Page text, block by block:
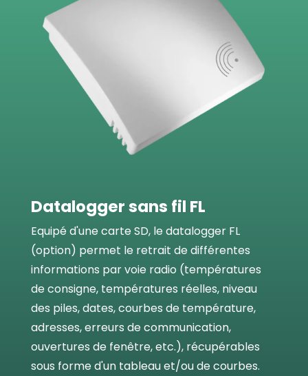
Datalogger sans fil FL
Equipé d'une carte SD, le datalogger FL
(option) permet le retrait de différentes
informations par voie radio (températures
de consigne, températures réelles, niveau
des piles, dates, courbes de température,
adresses, erreurs de communication,
ouvertures de fenêtre, etc.), récupérables
sous forme d'un tableau et/ou de courbes.